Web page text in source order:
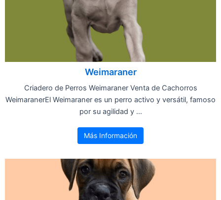
Weimaraner
Criadero de Perros Weimaraner Venta de Cachorros
WeimaranerEl Weimaraner es un perro activo y versátil, famoso
por su agilidad y ...
Más Información